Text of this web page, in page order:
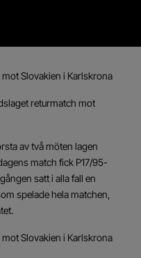
Slovakien i Karlskrona
returmatch mot
av två möten lagen
match fick P17/95-
satt i alla fall en
spelade hela matchen,
Slovakien i Karlskrona